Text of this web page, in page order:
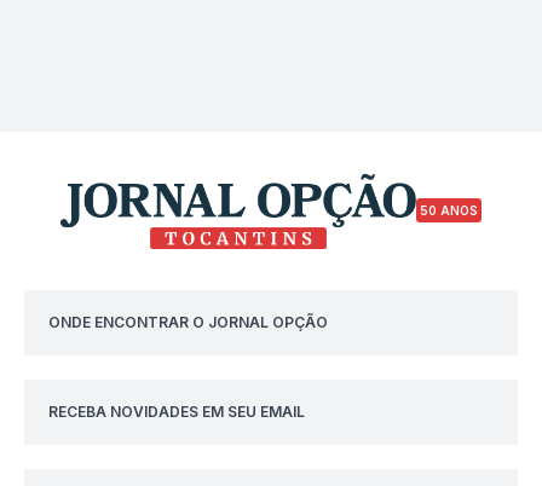
50 ANOS
ONDE ENCONTRAR O JORNAL OPÇÃO
RECEBA NOVIDADES EM SEU EMAIL